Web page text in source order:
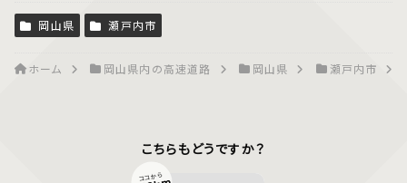
岡山県 瀬戸内市
ホーム 岡山県内の高速道路 岡山県 瀬戸内市
こちらもどうですか？
ココから